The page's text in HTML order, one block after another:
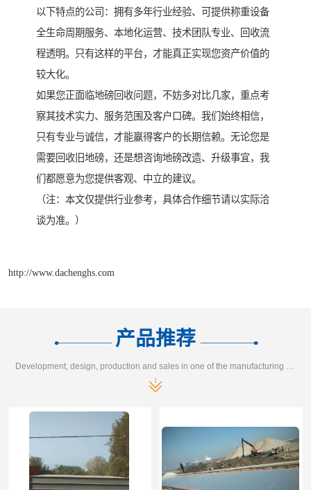
以下特点的公司：拥有多年行业经验、可提供称重设备
全生命周期服务、本地化运营、技术团队专业、回收流
程透明。只有这样的平台，才能真正实现您资产价值的
较大化。
如果您正面临地磅回收问题，不妨多对比几家，重点考
察其技术实力、服务范围及客户口碑。我们始终相信，
只有专业与诚信，才能赢得客户的长期信赖。无论您是
需要回收旧地磅，还是想咨询地磅改造、升级事宜，我
们都愿意为您提供客观、中立的建议。
（注：本文仅提供行业参考，具体合作细节请以实际洽
谈为准。）
http://www.dachenghs.com
产品推荐